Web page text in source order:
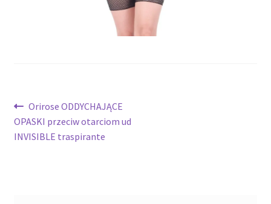
Nawigacja
wpisu
Poprzedni
wpis:
Orirose ODDYCHAJĄCE
OPASKI przeciw otarciom ud
INVISIBLE traspirante